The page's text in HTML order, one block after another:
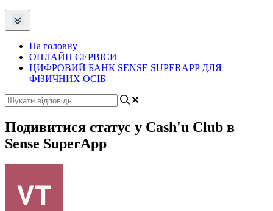
На головну
ОНЛАЙН СЕРВІСИ
ЦИФРОВИЙ БАНК SENSE SUPERAPP ДЛЯ
ФІЗИЧНИХ ОСІБ
Подивитися статус у Cash'u Club в
Sense SuperApp